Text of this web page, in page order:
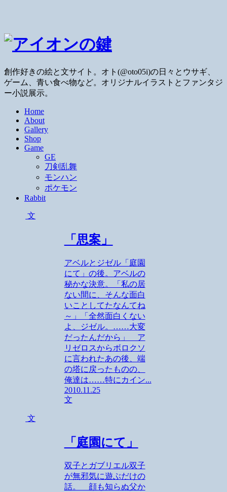
創作好きの絵と文サイト。オト(@oto05i)の日々とウサギ、
ゲーム、青い食べ物など。オリジナルイラストとファンタジ
ー小説展示。
Home
About
Gallery
Shop
Game
GE
刀剣乱舞
モンハン
ポケモン
Rabbit
文
「思案」
アベルとジゼル「庭園
にて」の後。アベルの
秘かな決意。「私の居
ない間に、そんな面白
いことしてたなんてね
～」「全然面白くない
よ、ジゼル。……大変
だったんだから」 ア
リゼロスからボロクソ
に言われたあの後、端
の塔に戻ったものの、
俺達は……特にカイン...
2010.11.25
文
文
「庭園にて」
双子とガブリエル双子
が無邪気に遊ぶだけの
話。 顔も知らぬ父か